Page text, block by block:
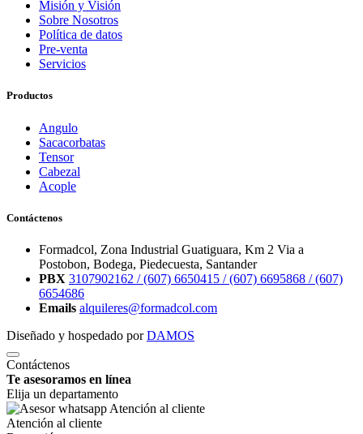
Misión y Visión
Sobre Nosotros
Política de datos
Pre-venta
Servicios
Productos
Angulo
Sacacorbatas
Tensor
Cabezal
Acople
Contáctenos
Formadcol, Zona Industrial Guatiguara, Km 2 Via a
Postobon, Bodega, Piedecuesta, Santander
PBX 3107902162 /(607) 6650415 /(607) 6695868 /(607)
6654686
Emails alquileres@formadcol.com
Diseñado y hospedado porDAMOS
Contáctenos
Te asesoramos en línea
Elija un departamento
Atención al cliente